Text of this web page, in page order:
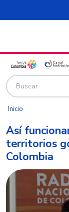
Pasar al
Inicio
Así
territorios
Colombia